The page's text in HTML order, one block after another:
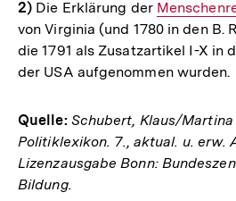
2) Die Erklärung der Interner
Link:
von Virginia (und 1780 in den B.
die 1791 als Zusatzartikel I-X in
der USA aufgenommen wurden.
Quelle: Schubert, Klaus/Martina
Politiklexikon. 7., aktual. u. erw.
Lizenzausgabe Bonn:
Bildung.